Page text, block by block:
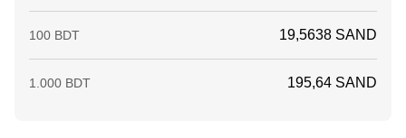
100 BDT 19,5638 SAND
1.000 BDT 195,64 SAND